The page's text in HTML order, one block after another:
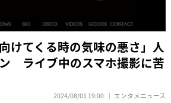
けてくる時の気味の悪さ」人
ライブ中のスマホ撮影に苦
2024/08/01 19:00 エンタメニュース